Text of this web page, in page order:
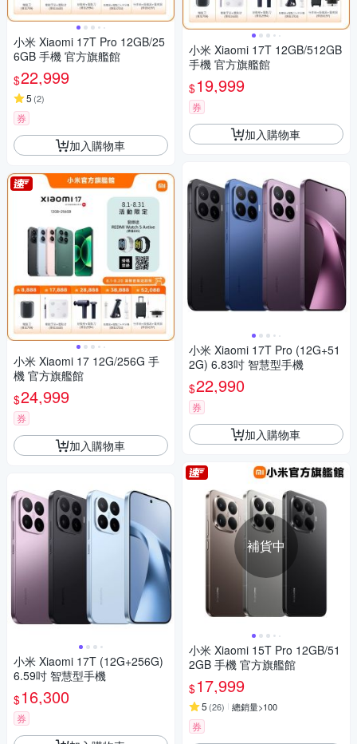
小米 Xiaomi 17T Pro 12GB/25
6GB 手機 官方旗艦館
$22,999
5 (2)
券
加入購物車
小米 Xiaomi 17 12G/256G 手
機 官方旗艦館
$24,999
券
加入購物車
小米 Xiaomi 17T (12G+256G)
6.59吋 智慧型手機
$16,300
券
小米 Xiaomi 17T 12GB/512GB
手機 官方旗艦館
$19,999
券
加入購物車
小米 Xiaomi 17T Pro (12G+51
2G) 6.83吋 智慧型手機
$22,990
券
加入購物車
補貨中
小米 Xiaomi 15T Pro 12GB/51
2GB 手機 官方旗艦館
$17,999
5 (26) 總銷量>100
券